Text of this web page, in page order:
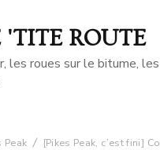
ROUTE
les roues sur le bitume, les
Peak
[Pikes Peak, c’est fini]